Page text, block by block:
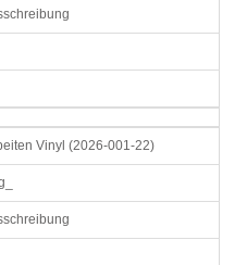
Vinyl (2026-001-22)